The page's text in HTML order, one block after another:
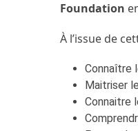
Foundation
À l’issue de
Connaître
Maitriser
Connaitre